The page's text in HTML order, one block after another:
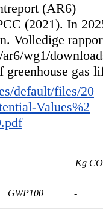
(AR6)
(2021). In
Volledige
wg1/
greenhouse gas
default/files/20
Values%2
Kg
GWP100 -